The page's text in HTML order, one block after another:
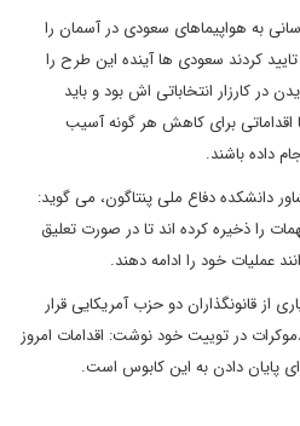
به هواپیماهای سعودی در آسمان را
کردند سعودی ها آینده این طرح را
در کارزار انتخاباتی اش بود و باید
برای کاهش هر گونه آسیب
داده باشند.
دانشکده دفاع ملی پنتاگون، می گوید:
را ذخیره کرده اند تا در صورت تعلیق
عملیات خود را ادامه دهند.
از قانونگذاران دو حزب آمریکایی قرار
در توییت خود نوشت: اقدامات امروز
پایان دادن به این کابوس است.